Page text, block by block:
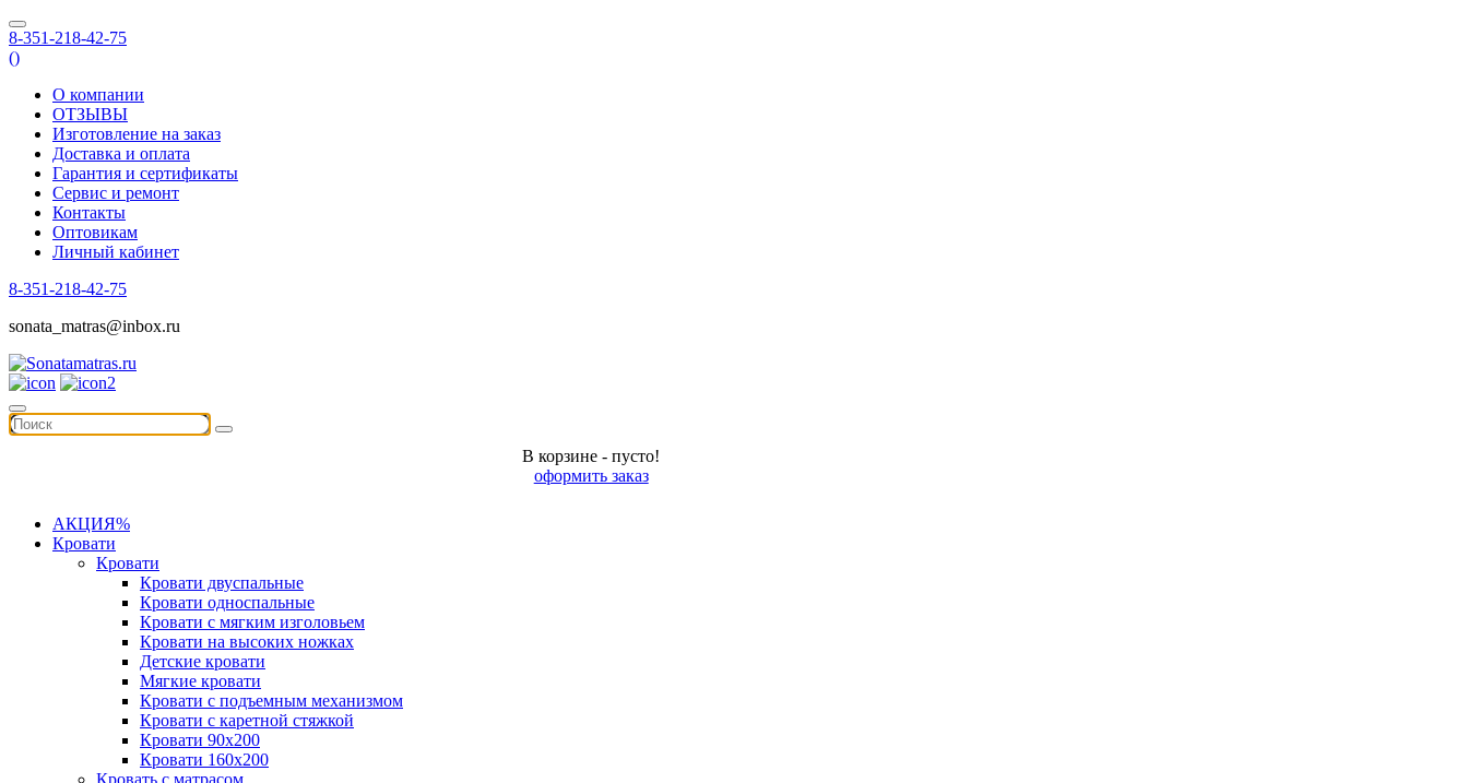
8-351-218-42-75
()
О компании
ОТЗЫВЫ
Изготовление на заказ
Доставка и оплата
Гарантия и сертификаты
Сервис и ремонт
Контакты
Оптовикам
Личный кабинет
8-351-218-42-75
sonata_matras@inbox.ru
В корзине - пусто!
оформить заказ
АКЦИЯ%
Кровати
Кровати
Кровати двуспальные
Кровати односпальные
Кровати с мягким изголовьем
Кровати на высоких ножках
Детские кровати
Мягкие кровати
Кровати с подъемным механизмом
Кровати с каретной стяжкой
Кровати 90х200
Кровати 160х200
Кровать с матрасом